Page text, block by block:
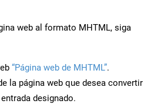
web al formato MHTML, siga
“Página web de MHTML”.
la página web que desea convertir
designado.